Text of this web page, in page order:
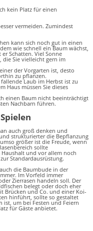
kein Platz für einen
vermeiden. Zumindest
kann sich noch gut in einen
wie schnell ein Baum wächst,
Schatten. Viel Sonne
die Sie vielleicht gern im
der Vorgarten ist, desto
zu pflanzen.
Laub im Herbst ist zu
Haus müssen Sie dieses
einen Baum nicht beeinträchtigt
Nachbarn führen.
auch groß denken und
strukturierter die Bepflanzung
größer ist die Freude, wenn
sollte
und vor allem noch
Standardausrüstung.
die Baumbude in der
Im Vorfeld immer
Zierrasen handeln soll. Der
belegt oder doch eher
Brücken und Co. und einer Koi-
hinführt, sollte so gestaltet
ist, um bei Festen und Feiern
für Gäste anbietet.